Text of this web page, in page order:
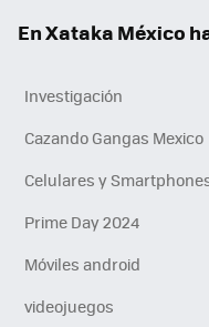
En Xataka México
Investigación
Cazando Gangas Mexico
Celulares y
Prime Day 2024
Móviles android
videojuegos